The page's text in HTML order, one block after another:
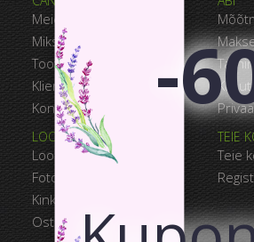
Meie Kohta
Miks CanvasWAY
Toote Kvaliteet
Klientide Tagasiside
Kontakt
LOOMINE JA SAATMINE
Loo oma fotolõuend
Fotolõuendigalerii
Kinkekaardid
Ostukorv
TEIE
Teie
-